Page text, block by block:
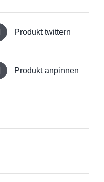
Produkt twittern
Produkt anpinnen